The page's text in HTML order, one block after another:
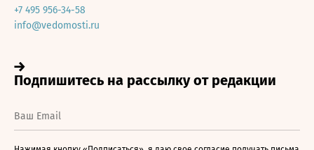
+7 495 956-34-58
info@vedomosti.ru